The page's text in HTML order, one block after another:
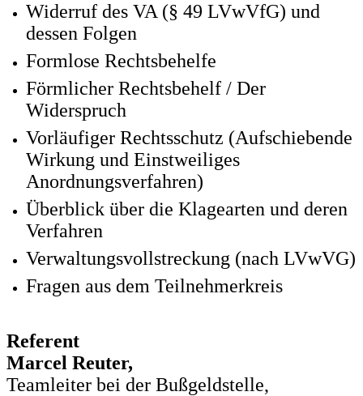
Widerruf des VA (§ 49 LVwVfG) und
dessen Folgen
Formlose Rechtsbehelfe
Förmlicher Rechtsbehelf / Der
Widerspruch
Vorläufiger Rechtsschutz (Aufschiebende
Wirkung und Einstweiliges
Anordnungsverfahren)
Überblick über die Klagearten und deren
Verfahren
Verwaltungsvollstreckung (nach LVwVG)
Fragen aus dem Teilnehmerkreis
Referent
Marcel Reuter,
Teamleiter bei der Bußgeldstelle,